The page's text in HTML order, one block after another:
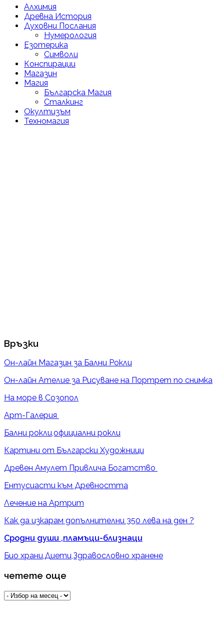
Алхимия
Древна История
Духовни Послания
Нумерология
Езотерика
Символи
Конспирации
Магазин
Магия
Българска Магия
Сталкинг
Окултизъм
Техномагия
Връзки
Он-лайн Магазин за Бални Рокли
Он-лайн Ателие за Рисуване на Портрет по снимка
На море в Созопол
Арт-Галерия
Бални рокли,официални рокли
Картини от Български Художници
Древен Амулет Привлича Богатство
Ентусиасти към Древността
Лечение на Артрит
Как да изкарам допълнителни 350 лева на ден ?
Сродни души ,пламъци-близнаци
Био храни,Диети,Здравословно хранене
четете още
четете